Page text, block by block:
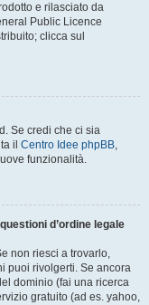
e rilasciato da
Public Licence
clicca sul
Se credi che ci sia
il Centro Idee phpBB,
funzionalità.
d’ordine legale
non riesci a trovarlo,
puoi rivolgerti. Se ancora
dominio (fai una ricerca
gratuito (ad es. yahoo,